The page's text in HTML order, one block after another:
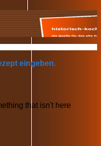
eingeben.
that isn't here